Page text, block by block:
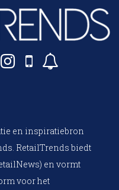
en inspiratiebron
RetailTrends biedt
en vormt
voor het